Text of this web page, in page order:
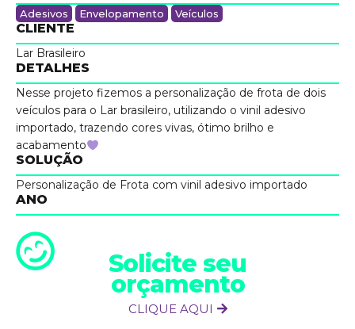
Adesivos Envelopamento Veículos
CLIENTE
Lar Brasileiro
DETALHES
Nesse projeto fizemos a personalização de frota de dois
veículos para o Lar brasileiro, utilizando o vinil adesivo
importado, trazendo cores vivas, ótimo brilho e
acabamento
SOLUÇÃO
Personalização de Frota com vinil adesivo importado
ANO
Solicite seu
orçamento
CLIQUE AQUI